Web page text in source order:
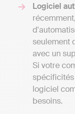
Logiciel
seulement
avec un
Si votre
logiciel
besoins.